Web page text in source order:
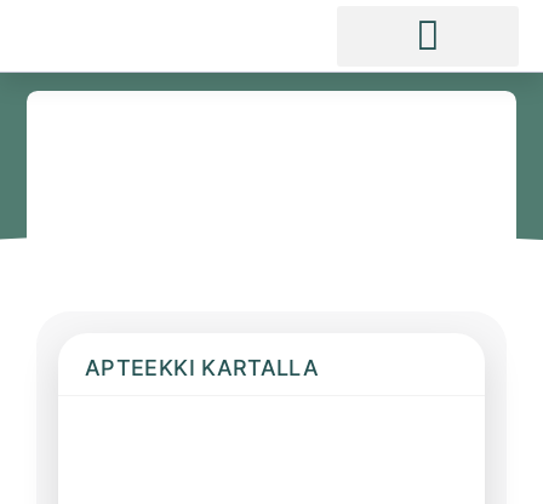
APTEEKKI KARTALLA